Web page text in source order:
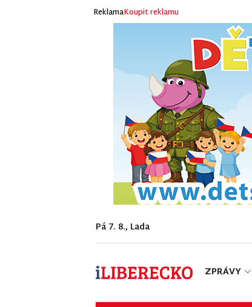
ReklamaKoupit reklamu
Pá 7. 8., Lada
ZPRÁVY